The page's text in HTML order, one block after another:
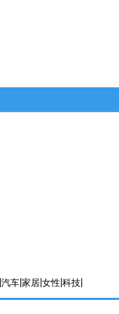
汽车 家居 女性 科技